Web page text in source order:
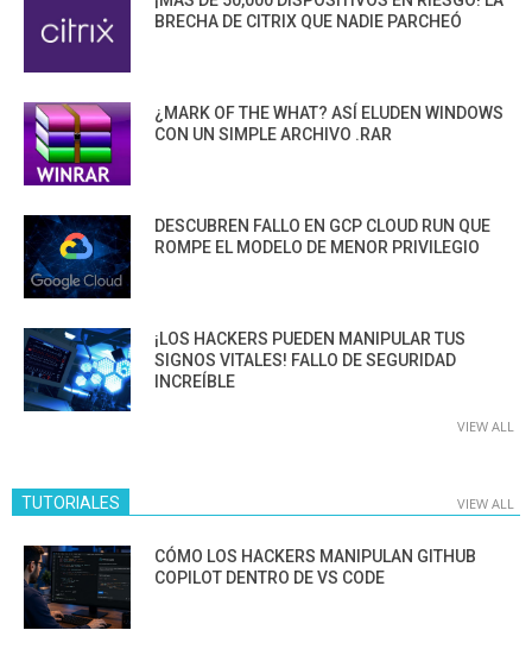
BRECHA DE CITRIX QUE NADIE PARCHEÓ
¿MARK OF THE WHAT? ASÍ ELUDEN WINDOWS
CON UN SIMPLE ARCHIVO .RAR
DESCUBREN FALLO EN GCP CLOUD RUN QUE
ROMPE EL MODELO DE MENOR PRIVILEGIO
¡LOS HACKERS PUEDEN MANIPULAR TUS
SIGNOS VITALES! FALLO DE SEGURIDAD
INCREÍBLE
VIEW ALL
TUTORIALES VIEW ALL
CÓMO LOS HACKERS MANIPULAN GITHUB
COPILOT DENTRO DE VS CODE